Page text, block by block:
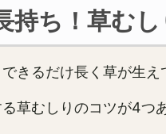
持ち！草む
きるだけ長く草が生え
草むしりのコツが4つ